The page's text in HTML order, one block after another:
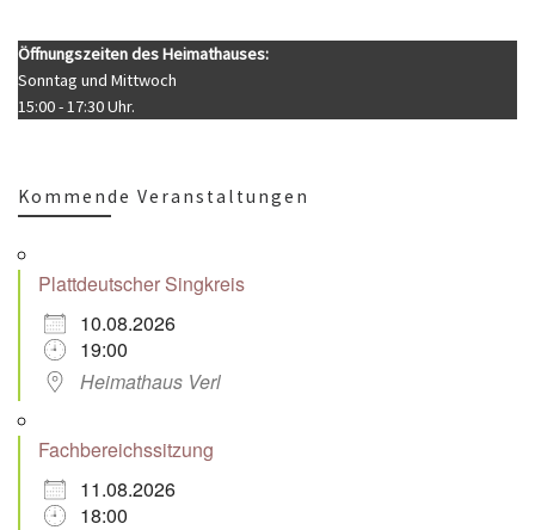
Öffnungszeiten des Heimathauses:
Sonntag und Mittwoch
15:00 - 17:30 Uhr.
Kommende Veranstaltungen
Plattdeutscher Singkreis
10.08.2026
19:00
Heimathaus Verl
Fachbereichssitzung
11.08.2026
18:00